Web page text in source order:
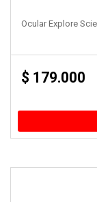
Ocular Explore
$ 179.000